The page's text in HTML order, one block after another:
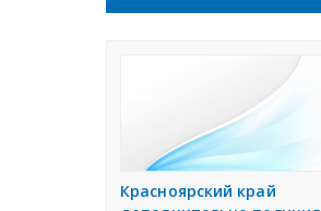
Красноярский край